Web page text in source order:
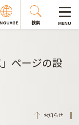
検索 MENU
ページの設
お知らせ